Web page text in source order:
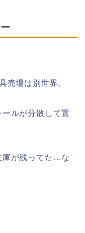
売場は別世界。
ルが分散して置
庫が残ってた…な